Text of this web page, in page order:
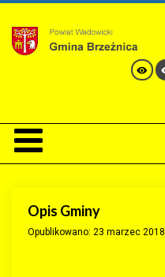
Opis Gminy
Opublikowano: 23 marzec 2018